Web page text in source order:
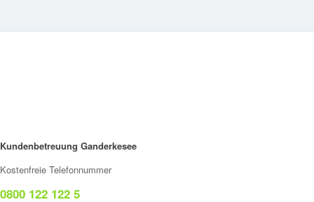
Kundenbetreuung Ganderkesee
Kostenfreie Telefonnummer
0800 122 122 5